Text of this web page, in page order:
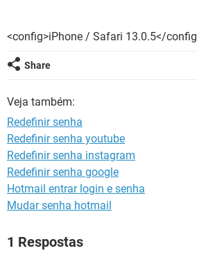
GUIA DE COMPRAS
<config>iPhone / Safari 13.0.5</config
Share
Veja também:
Redefinir senha
Redefinir senha youtube
Redefinir senha instagram
Redefinir senha google
Hotmail entrar login e senha
Mudar senha hotmail
1 Respostas